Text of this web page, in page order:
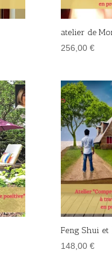
atelier de
256,00 €
Feng Shui et
148,00 €